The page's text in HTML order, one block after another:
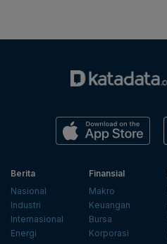
Berita
Nasional
Industri
Internasional
Energi
Finansial
Makro
Keuangan
Bursa
Korporasi